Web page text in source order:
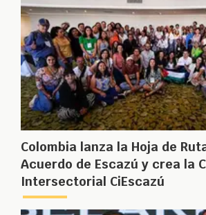
Colombia lanza la Hoja de
Acuerdo de Escazú y crea la
Intersectorial CiEscazú